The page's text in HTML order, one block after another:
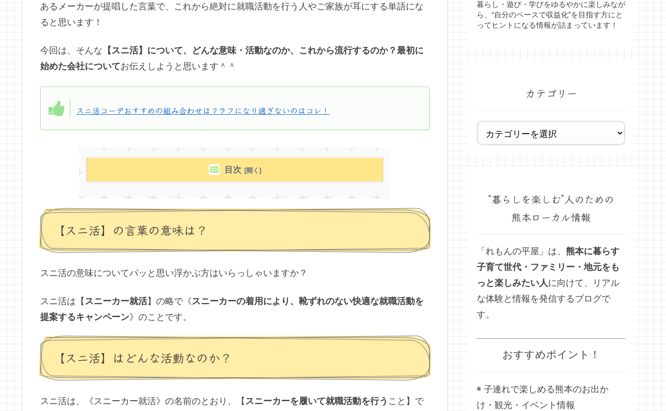
あるメーカーが提唱した言葉で、これから絶対に就職活動を行う人やご家族が耳にする単語にな
ると思います！
今回は、そんな 【スニ活】について、どんな意味・活動なのか、これから流行するのか？最初に
始めた会社についてお伝えしようと思います＾＾
スニ活コーデおすすめの組み合わせは？ラフになり過ぎないのはコレ！
目次
【スニ活】の言葉の意味は？
スニ活の意味についてパッと思い浮かぶ方はいらっしゃいますか？
スニ活は【 スニーカー就活】の略で《スニーカーの着用により、靴ずれのない快適な就職活動を
提案するキャンペーン》のことです。
【スニ活】はどんな活動なのか？
スニ活は、《スニーカー就活》の名前のとおり、【 スニーカーを履いて就職活動を行う こと】で
暮らし・遊び・学びをゆるやかに楽しみなが
ら、“自分のペースで収益化”を目指す方にと
ってヒントになる情報が詰まっています！
カテゴリー
“暮らしを楽しむ”人のための
熊本ローカル情報
「れもんの平屋」は、 熊本に暮らす
子育て世代・ファミリー・地元をも
っと楽しみたい人に向けて、リアル
な体験と情報を発信するブログで
す。
おすすめポイント！
◉ 子連れで楽しめる熊本のお出か
け・観光・イベント情報